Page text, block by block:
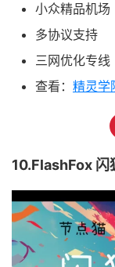
小众精品机场
多协议支持
三网优化专线
查看： 精灵学
10.FlashFox 闪